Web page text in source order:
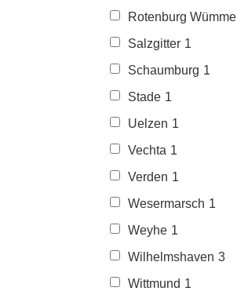
Rotenburg Wümme
Salzgitter 1
Schaumburg 1
Stade 1
Uelzen 1
Vechta 1
Verden 1
Wesermarsch 1
Weyhe 1
Wilhelmshaven 3
Wittmund 1